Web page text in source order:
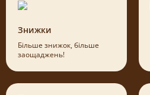
Знижки
Більше знижок, більше
заощаджень!